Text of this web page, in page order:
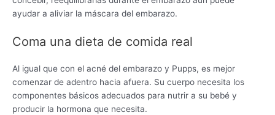
ayudar a aliviar la máscara del embarazo.
Coma una dieta de comida real
Al igual que con el acné del embarazo y Pupps, es mejor
comenzar de adentro hacia afuera. Su cuerpo necesita los
componentes básicos adecuados para nutrir a su bebé y
producir la hormona que necesita.